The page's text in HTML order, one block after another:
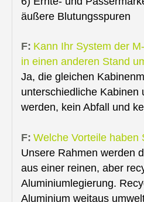
äußere Blutungsspuren
F: Kann Ihr System der
in einen anderen Stand
Ja, die gleichen
unterschiedliche Kabinen
werden, kein Abfall und
F: Welche Vorteile haben
Unsere Rahmen werden
aus einer reinen, aber
Aluminiumlegierung.
Aluminium weitaus